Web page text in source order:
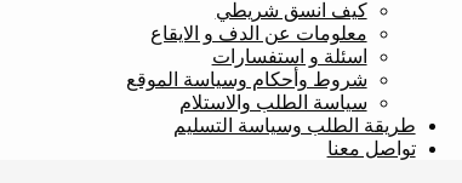
كيف انسق شريطي
معلومات عن الدف و الايقاع
اسئلة و استفسارات
شروط وأحكام وسياسة الموقع
سياسة الطلب والاستلام
طريقة الطلب وسياسة التسليم
تواصل معنا